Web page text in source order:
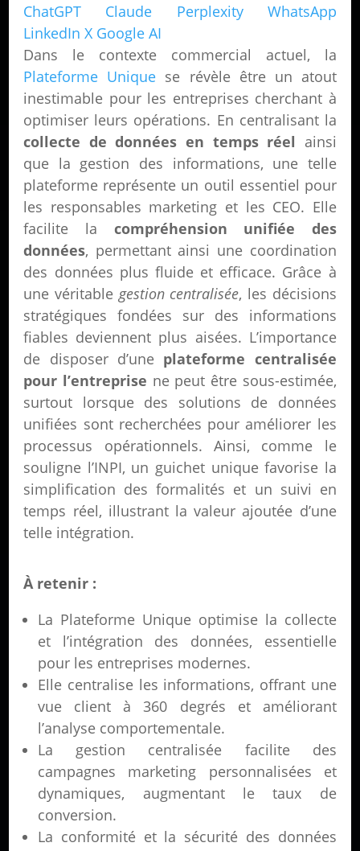
ChatGPT
Claude Perplexity
WhatsApp
LinkedIn X Google AI
Dans le contexte commercial actuel, la
Plateforme Unique se révèle être un atout
inestimable pour les entreprises cherchant à
optimiser leurs opérations. En centralisant la
collecte de données en temps réel ainsi
que la gestion des informations, une telle
plateforme représente un outil essentiel pour
les responsables marketing et les CEO. Elle
facilite la compréhension unifiée des
données, permettant ainsi une coordination
des données plus fluide et efficace. Grâce à
une véritablegestion centralisée, les décisions
stratégiques fondées sur des informations
fiables deviennent plus aisées. L’importance
de disposer d’une plateforme centralisée
pour l’entreprise ne peut être sous-estimée,
surtout lorsque des solutions de données
unifiées sont recherchées pour améliorer les
processus opérationnels. Ainsi, comme le
souligne l’INPI, un guichet unique favorise la
simplification des formalités et un suivi en
temps réel, illustrant la valeur ajoutée d’une
telle intégration.
À retenir :
La Plateforme Unique optimise la collecte
et l’intégration des données, essentielle
pour les entreprises modernes.
Elle centralise les informations, offrant une
vue client à 360 degrés et améliorant
l’analyse comportementale.
La gestion centralisée facilite des
campagnes marketing personnalisées et
dynamiques, augmentant le taux de
conversion.
La conformité et la sécurité des données